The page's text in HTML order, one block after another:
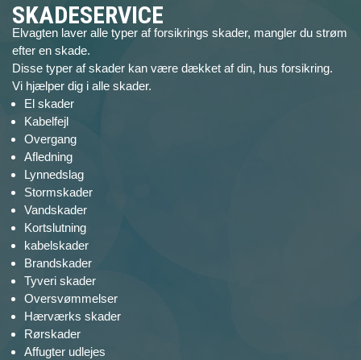
SKADESERVICE
Elvagten laver alle typer af forsikrings skader, mangler du strøm
efter en skade.
Disse typer af skader kan være dækket af din, hus forsikring.
Vi hjælper dig i alle skader.
El skader
Kabelfejl
Overgang
Afledning
Lynnedslag
Stormskader
Vandskader
Kortslutning
kabelskader
Brandskader
Tyveri skader
Oversvømmelser
Hærværks skader
Rørskader
Affugter udlejes